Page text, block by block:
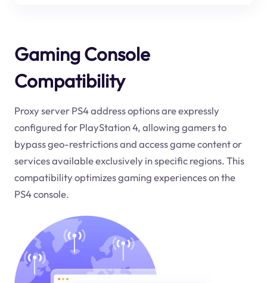
Gaming Console
Compatibility
Proxy server PS4 address options are expressly
configured for PlayStation 4, allowing gamers to
bypass geo-restrictions and access game content or
services available exclusively in specific regions. This
compatibility optimizes gaming experiences on the
PS4 console.